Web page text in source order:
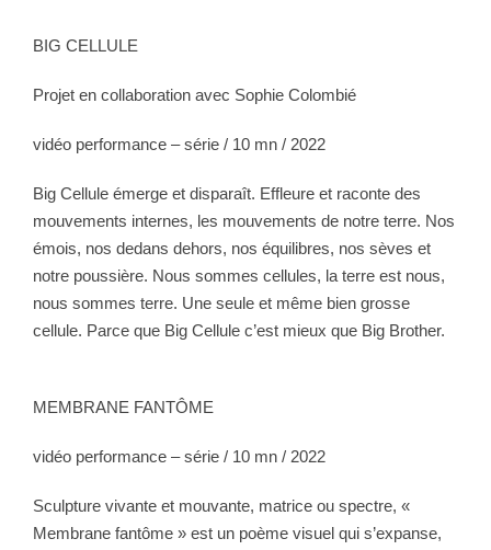
BIG CELLULE
Projet en collaboration avec Sophie Colombié
vidéo performance – série / 10 mn / 2022
Big Cellule émerge et disparaît. Effleure et raconte des
mouvements internes, les mouvements de notre terre. Nos
émois, nos dedans dehors, nos équilibres, nos sèves et
notre poussière. Nous sommes cellules, la terre est nous,
nous sommes terre. Une seule et même bien grosse
cellule. Parce que Big Cellule c’est mieux que Big Brother.
MEMBRANE FANTÔME
vidéo performance – série / 10 mn / 2022
Sculpture vivante et mouvante, matrice ou spectre, «
Membrane fantôme » est un poème visuel qui s’expanse,